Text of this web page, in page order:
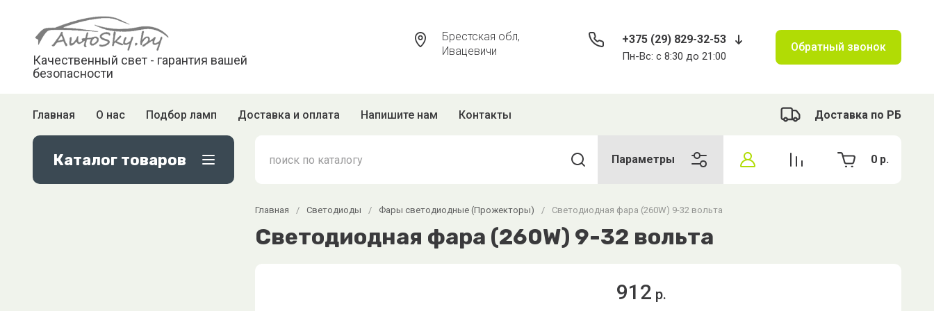
Качественный свет - гарантия вашей
безопасности
Брестская обл,
Ивацевичи
+375 (29) 829-32-53
Пн-Вс: с 8:30 до 21:00
Обратный звонок
Главная О нас Подбор ламп Доставка и оплата Напишите нам Контакты Доставка по РБ
Каталог товаров Параметры 0 р.
Главная / Светодиоды / Фары светодиодные (Прожекторы) / Светодиодная фара (260W) 9-32 вольта
Светодиодная фара (260W) 9-32 вольта
912 р.